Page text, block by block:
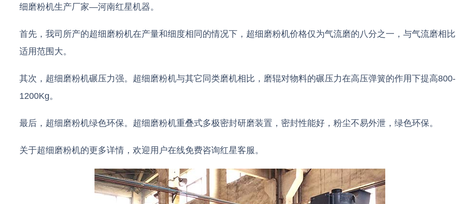
细磨粉机生产厂家—河南红星机器。
首先，我司所产的超细磨粉机在产量和细度相同的情况下，超细磨粉机价格仅为气流磨的八分之一，与气流磨相比
适用范围大。
其次，超细磨粉机碾压力强。超细磨粉机与其它同类磨机相比，磨辊对物料的碾压力在高压弹簧的作用下提高800-
1200Kg。
最后，超细磨粉机绿色环保。超细磨粉机重叠式多极密封研磨装置，密封性能好，粉尘不易外泄，绿色环保。
关于超细磨粉机的更多详情，欢迎用户在线免费咨询红星客服。